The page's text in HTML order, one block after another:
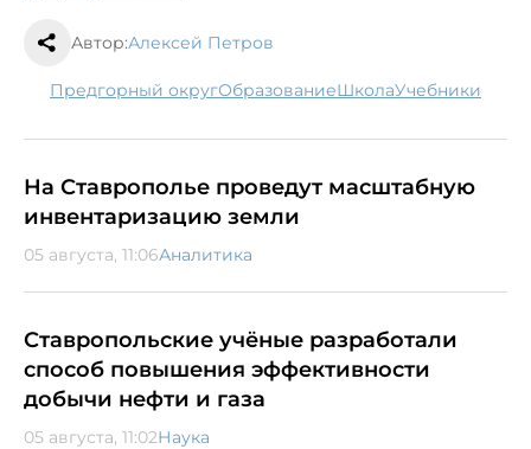
Автор:Алексей Петров
Предгорный округ образование школа учебники
На Ставрополье проведут масштабную
инвентаризацию земли
05 августа, 11:06Аналитика
Ставропольские учёные разработали
способ повышения эффективности
добычи нефти и газа
05 августа, 11:02Наука